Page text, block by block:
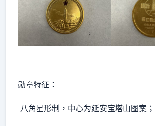
勋章特征：
八角星形制，中心为延安宝塔山图案；